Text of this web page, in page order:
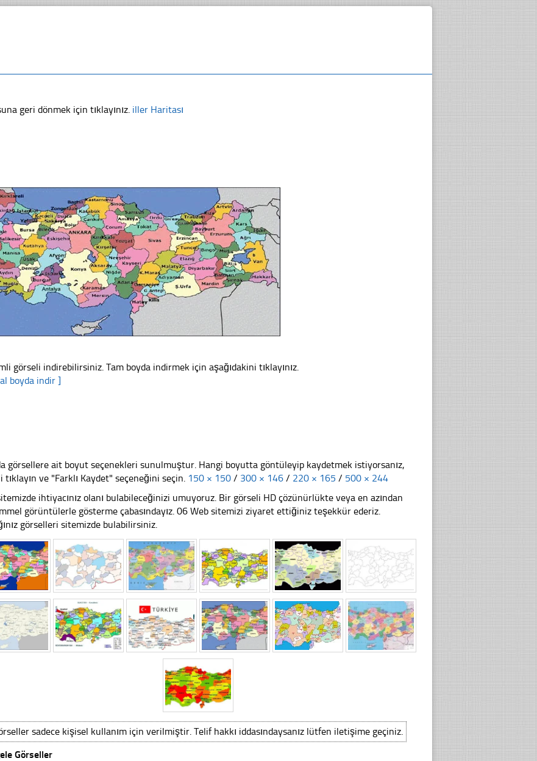
geri dönmek için tıklayınız. iller Haritası
görseli indirebilirsiniz. Tam boyda indirmek için aşağıdakini tıklayınız.
boyda indir ]
görsellere ait boyut seçenekleri sunulmuştur. Hangi boyutta göntüleyip kaydetmek istiyorsanız,
tıklayın ve "Farklı Kaydet" seçeneğini seçin. 150 × 150 / 300 × 146 / 220 × 165 / 500 × 244
ihtiyacınız olanı bulabileceğinizi umuyoruz. Bir görseli HD çözünürlükte veya en azından
görüntülerle gösterme çabasındayız. 06 Web sitemizi ziyaret ettiğiniz teşekkür ederiz.
görselleri sitemizde bulabilirsiniz.
sadece kişisel kullanım için verilmiştir. Telif hakkı iddasındaysanız lütfen iletişime geçiniz.
Görseller